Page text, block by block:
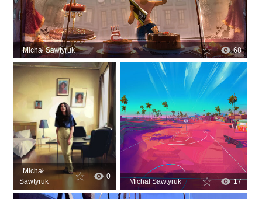
Michał Sawtyruk 68
Michał
Sawtyruk
0
Michał Sawtyruk 17